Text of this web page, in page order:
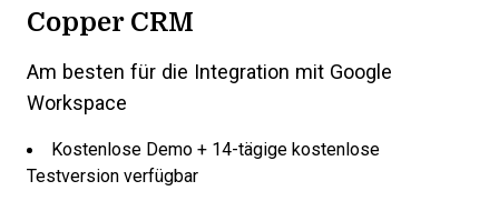
Copper CRM
Am besten für die Integration mit Google
Workspace
Kostenlose Demo + 14-tägige kostenlose
Testversion verfügbar